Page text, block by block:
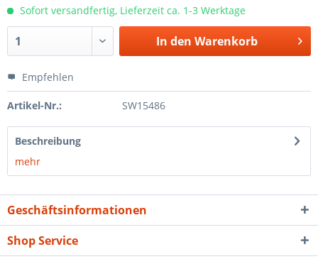
Sofort versandfertig, Lieferzeit ca. 1-3 Werktage
In den Warenkorb
Empfehlen
Artikel-Nr.: SW15486
Beschreibung
mehr
Geschäftsinformationen
Shop Service